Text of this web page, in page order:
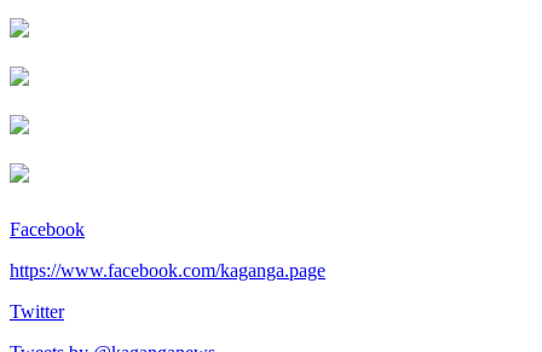
Facebook
https://www.facebook.com/kaganga.page
Twitter